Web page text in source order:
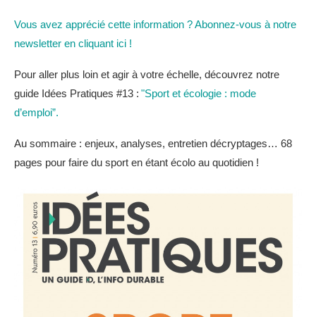
Vous avez apprécié cette information ? Abonnez-vous à notre
newsletter en cliquant ici !
Pour aller plus loin et agir à votre échelle, découvrez notre
guide Idées Pratiques #13 : "Sport et écologie : mode
d’emploi”.
Au sommaire : enjeux, analyses, entretien décryptages… 68
pages pour faire du sport en étant écolo au quotidien !